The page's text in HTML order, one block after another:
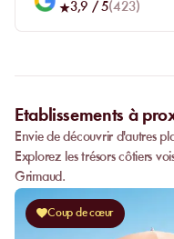
3,9 / 5(423)
Etablissements à
Envie de découvrir d'autres
Explorez les trésors côtiers
Grimaud.
Coup de cœur